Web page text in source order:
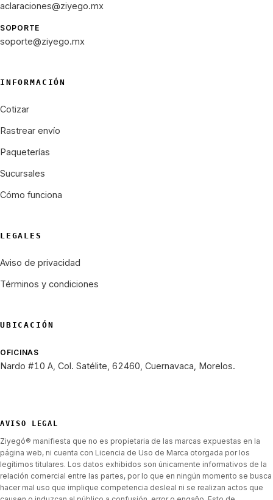
aclaraciones@ziyego.mx
SOPORTE
soporte@ziyego.mx
INFORMACIÓN
Cotizar
Rastrear envío
Paqueterías
Sucursales
Cómo funciona
LEGALES
Aviso de privacidad
Términos y condiciones
UBICACIÓN
OFICINAS
Nardo #10 A, Col. Satélite, 62460, Cuernavaca, Morelos.
AVISO LEGAL
Ziyegó® manifiesta que no es propietaria de las marcas expuestas en la
página web, ni cuenta con Licencia de Uso de Marca otorgada por los
legítimos titulares. Los datos exhibidos son únicamente informativos de la
relación comercial entre las partes, por lo que en ningún momento se busca
hacer mal uso que implique competencia desleal ni se realizan actos que